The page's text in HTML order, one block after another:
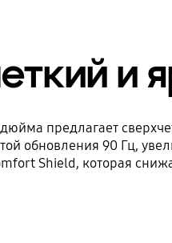
и
предлагает
обновления 90 Гц,
Shield, которая